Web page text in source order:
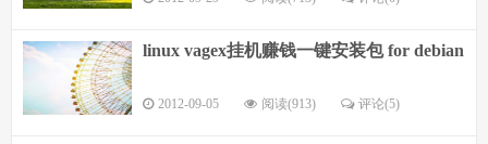
linux vagex挂机赚钱一键安装包 for debian
2012-09-05 阅读(913) 评论(5)